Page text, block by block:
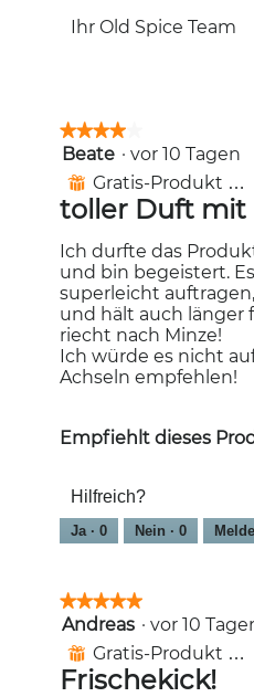
Ihr Old Spice Team
★★★★★
★★★★★
4
von
Sternen.
Beate · vor 10 Tagen
⊞ Gratis-Produkt erhalten
toller Duft mit
Ich durfte das
und bin begeistert.
superleicht
und hält auch länger
riecht nach Minze!
Ich würde es nicht
Achseln empfehlen!
Empfiehlt dieses
Hilfreich?
Ja · 0 Nein · 0
★★★★★
★★★★★
5
von
Sternen.
Andreas · vor 10
⊞ Gratis-Produkt erhalten
Frischekick!